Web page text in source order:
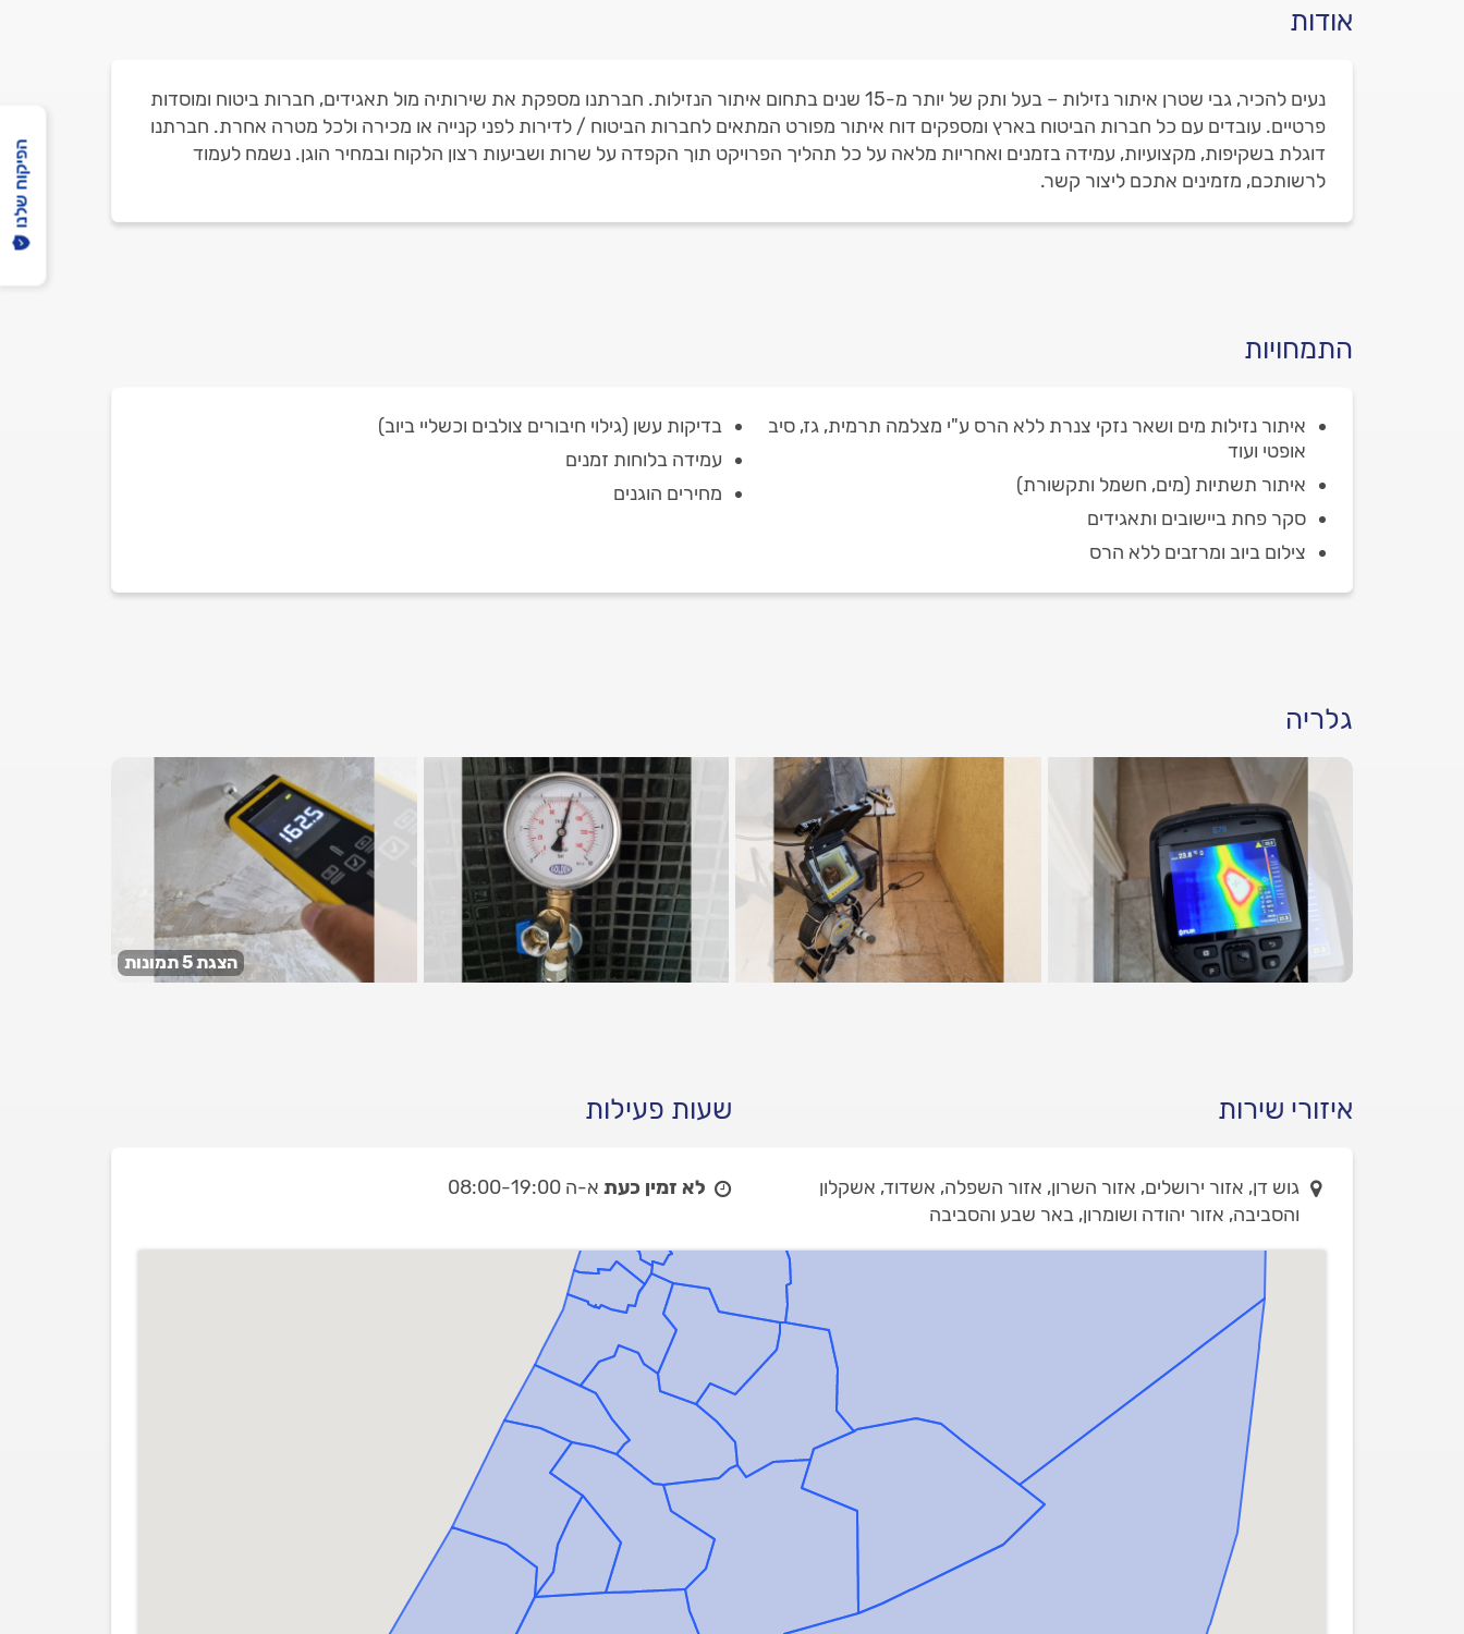
אודות
נעים להכיר, גבי שטרן איתור נזילות – בעל ותק של יותר מ-15 שנים בתחום איתור הנזילות. חברתנו מספקת את שירותיה מול תאגידים, חברות ביטוח ומוסדות
פרטיים. עובדים עם כל חברות הביטוח בארץ ומספקים דוח איתור מפורט המתאים לחברות הביטוח / לדירות לפני קנייה או מכירה ולכל מטרה אחרת. חברתנו
דוגלת בשקיפות, מקצועיות, עמידה בזמנים ואחריות מלאה על כל תהליך הפרויקט תוך הקפדה על שרות ושביעות רצון הלקוח ובמחיר הוגן. נשמח לעמוד
לרשותכם, מזמינים אתכם ליצור קשר.
התמחויות
איתור נזילות מים ושאר נזקי צנרת ללא הרס ע"י מצלמה תרמית, גז, סיב
אופטי ועוד
איתור תשתיות (מים, חשמל ותקשורת)
סקר פחת ביישובים ותאגידים
צילום ביוב ומרזבים ללא הרס
בדיקות עשן (גילוי חיבורים צולבים וכשליי ביוב)
עמידה בלוחות זמנים
מחירים הוגנים
גלריה
הצגת 5 תמונות
איזורי שירות שעות פעילות
גוש דן, אזור ירושלים, אזור השרון, אזור השפלה, אשדוד, אשקלון
והסביבה, אזור יהודה ושומרון, באר שבע והסביבה
לא זמין כעת א-ה 08:00-19:00
הפיקוח שלנו